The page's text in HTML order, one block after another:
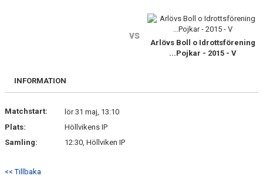
KONTAKT
vs
Arlövs Boll o Idrottsförening
...Pojkar - 2015 - V
INFORMATION
Matchstart:
lör 31 maj, 13:10
Plats:
Höllvikens IP
Samling:
12:30, Höllviken IP
<< Tillbaka